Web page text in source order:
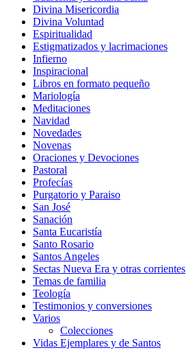
Divina Misericordia
Divina Voluntad
Espiritualidad
Estigmatizados y lacrimaciones
Infierno
Inspiracional
Libros en formato pequeño
Mariología
Meditaciones
Navidad
Novedades
Novenas
Oraciones y Devociones
Pastoral
Profecías
Purgatorio y Paraiso
San José
Sanación
Santa Eucaristía
Santo Rosario
Santos Angeles
Sectas Nueva Era y otras corrientes
Temas de familia
Teología
Testimonios y conversiones
Varios
Colecciones
Vidas Ejemplares y de Santos